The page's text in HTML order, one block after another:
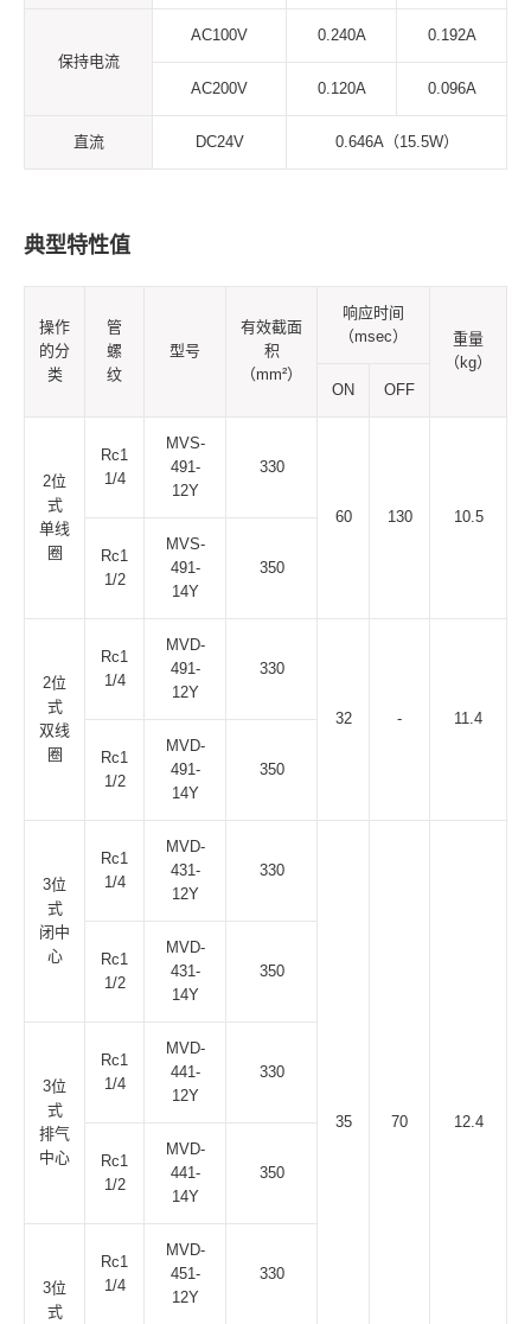
保持电流
AC100V 0.240A 0.192A
AC200V 0.120A 0.096A
直流 DC24V 0.646A（15.5W）
典型特性值
操作
的分
类
管
螺
纹
型号
有效截面
积
（mm²）
响应时间
（msec）
重量
（kg）
ON
OFF
2位
式
单线
圈
Rc1
1/4
MVS-
491-
12Y
330
60 130 10.5
Rc1
1/2
MVS-
491-
14Y
350
2位
式
双线
圈
Rc1
1/4
MVD-
491-
12Y
330
32 - 11.4
Rc1
1/2
MVD-
491-
14Y
350
3位
式
闭中
心
Rc1
1/4
MVD-
431-
12Y
330
35 70 12.4
Rc1
1/2
MVD-
431-
14Y
350
3位
式
排气
中心
Rc1
1/4
MVD-
441-
12Y
330
Rc1
1/2
MVD-
441-
14Y
350
3位
式
Rc1
1/4
MVD-
451-
12Y
330